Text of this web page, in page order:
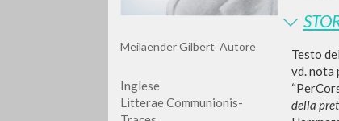
Meilaender Gilbert Autore
Inglese
Litterae Communionis-
Testo
vd. nota
della